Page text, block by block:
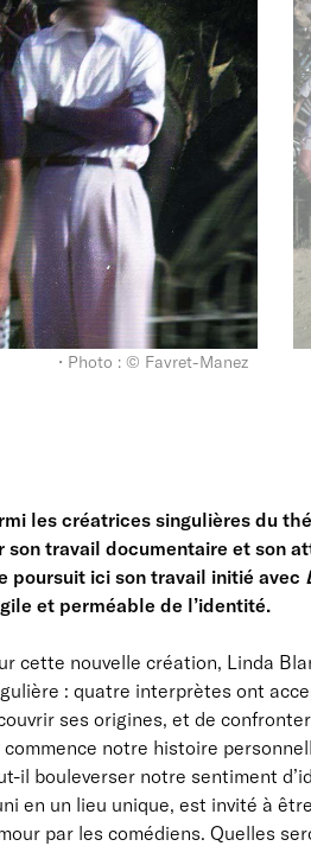
• Photo : © Favret-Manez
les créatrices singulières du
son travail documentaire et son
poursuit ici son travail initié avec
et perméable de l’identité.
cette nouvelle création, Linda
: quatre interprètes ont
ses origines, et de
commence notre histoire
il bouleverser notre sentiment
en un lieu unique, est invité à
par les comédiens. Quelles